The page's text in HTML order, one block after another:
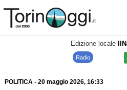
Edizione locale
Radio
POLITICA- 20 maggio 2026, 16:33